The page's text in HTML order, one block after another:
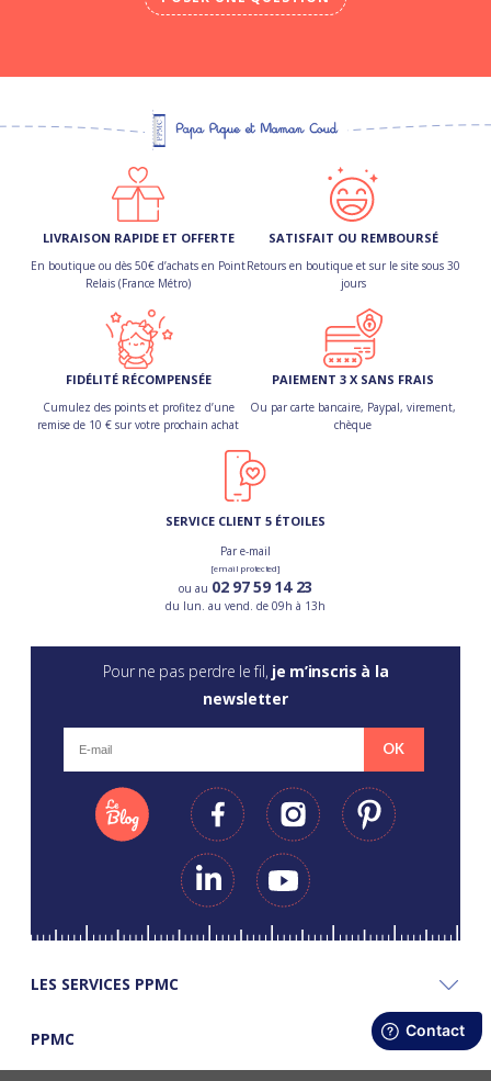
LIVRAISON RAPIDE ET OFFERTE
En boutique ou dès 50€ d’achats en Point
Relais (France Métro)
SATISFAIT OU REMBOURSÉ
Retours en boutique et sur le site sous 30
jours
FIDÉLITÉ RÉCOMPENSÉE
Cumulez des points et profitez d’une
remise de 10 € sur votre prochain achat
PAIEMENT 3 X SANS FRAIS
Ou par carte bancaire, Paypal, virement,
chèque
SERVICE CLIENT 5 ÉTOILES
Par e-mail
[email protected]
ou au 02 97 59 14 23
du lun. au vend. de 09h à 13h
Pour ne pas perdre le fil, je m’inscris à la
newsletter
OK
LES SERVICES PPMC
PPMC